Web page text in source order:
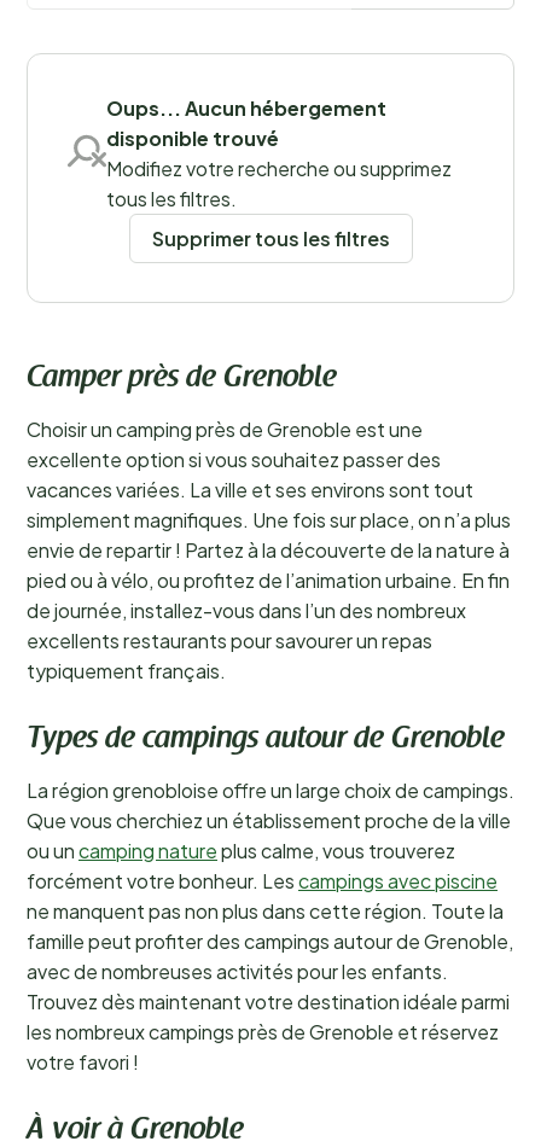
Sauvegarder les filtres
Oups... Aucun hébergement
disponible trouvé
Modifiez votre recherche ou supprimez
tous les filtres.
Supprimer tous les filtres
Camper près de Grenoble
Choisir un camping près de Grenoble est une
excellente option si vous souhaitez passer des
vacances variées. La ville et ses environs sont tout
simplement magnifiques. Une fois sur place, on n’a plus
envie de repartir ! Partez à la découverte de la nature à
pied ou à vélo, ou profitez de l’animation urbaine. En fin
de journée, installez-vous dans l’un des nombreux
excellents restaurants pour savourer un repas
typiquement français.
Types de campings autour de Grenoble
La région grenobloise offre un large choix de campings.
Que vous cherchiez un établissement proche de la ville
ou uncamping natureplus calme, vous trouverez
forcément votre bonheur. Lescampings avec piscine
ne manquent pas non plus dans cette région. Toute la
famille peut profiter des campings autour de Grenoble,
avec de nombreuses activités pour les enfants.
Trouvez dès maintenant votre destination idéale parmi
les nombreux campings près de Grenoble et réservez
votre favori !
À voir à Grenoble